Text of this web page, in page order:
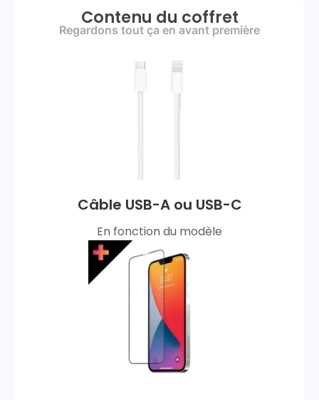
Contenu du coffret
Regardons tout ça en avant première
Câble USB-A ou USB-C
En fonction du modèle